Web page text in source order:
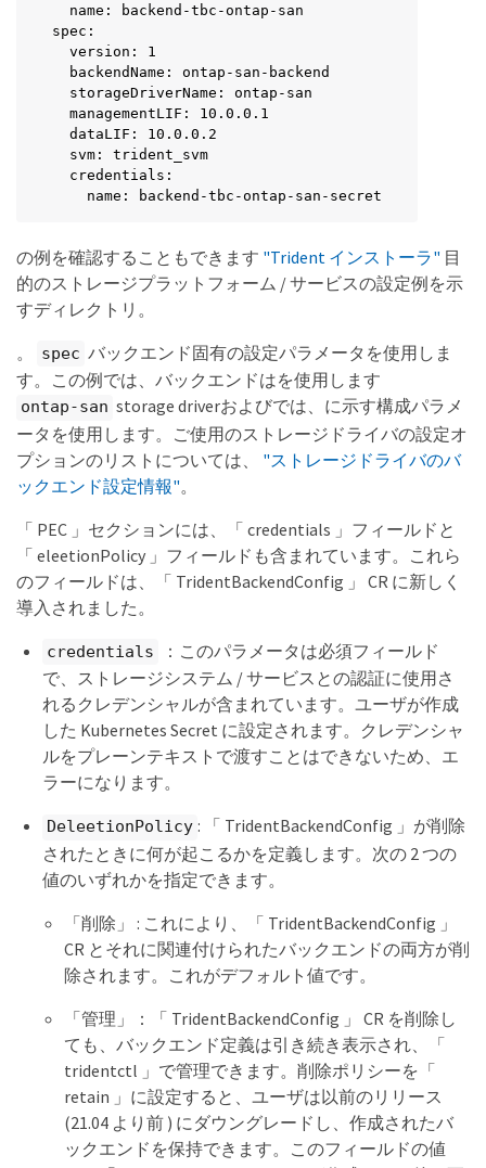
  name: backend-tbc-ontap-san
spec:
  version: 1
  backendName: ontap-san-backend
  storageDriverName: ontap-san
  managementLIF: 10.0.0.1
  dataLIF: 10.0.0.2
  svm: trident_svm
  credentials:
    name: backend-tbc-ontap-san-secret
の例を確認することもできます "Trident インストーラ" 目
的のストレージプラットフォーム / サービスの設定例を示
すディレクトリ。
。
spec バックエンド固有の設定パラメータを使用しま
す。この例では、バックエンドはを使用します
ontap-san storage driverおよびでは、に示す構成パラメ
ータを使用します。ご使用のストレージドライバの設定オ
プションのリストについては、 "ストレージドライバのバ
ックエンド設定情報"。
「 PEC 」セクションには、「 credentials 」フィールドと
「 eleetionPolicy 」フィールドも含まれています。これら
のフィールドは、「 TridentBackendConfig 」 CR に新しく
導入されました。
credentials
：このパラメータは必須フィールド
で、ストレージシステム / サービスとの認証に使用さ
れるクレデンシャルが含まれています。ユーザが作成
した Kubernetes Secret に設定されます。クレデンシャ
ルをプレーンテキストで渡すことはできないため、エ
ラーになります。
DeleetionPolicy : 「 TridentBackendConfig 」が削除
されたときに何が起こるかを定義します。次の 2 つの
値のいずれかを指定できます。
「削除」 : これにより、「 TridentBackendConfig 」
CR とそれに関連付けられたバックエンドの両方が削
除されます。これがデフォルト値です。
「管理」：「 TridentBackendConfig 」 CR を削除し
ても、バックエンド定義は引き続き表示され、「
tridentctl 」で管理できます。削除ポリシーを「
retain 」に設定すると、ユーザは以前のリリース
(21.04 より前 ) にダウングレードし、作成されたバ
ックエンドを保持できます。このフィールドの値